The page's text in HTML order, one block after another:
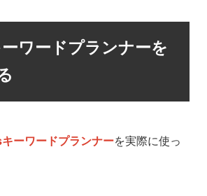
ワードプランナーを
ーワードプランナーを実際に使っ